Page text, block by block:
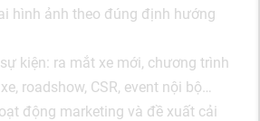
hình ảnh theo đúng định hướng
kiện: ra mắt xe mới, chương trình
roadshow, CSR, event nội bộ…
động marketing và đề xuất cải